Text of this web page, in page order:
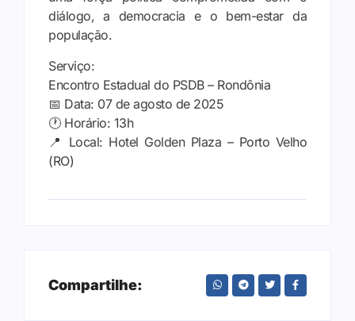
diálogo, a democracia e o bem-estar da
população.
Serviço:
Encontro Estadual do PSDB – Rondônia
📅 Data: 07 de agosto de 2025
🕐 Horário: 13h
📍 Local: Hotel Golden Plaza – Porto Velho
(RO)
Compartilhe: